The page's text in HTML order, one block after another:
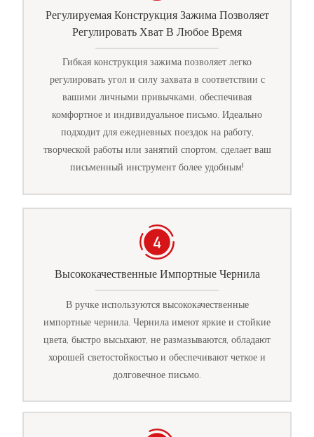
Регулируемая Конструкция Зажима Позволяет
Регулировать Хват В Любое Время
Гибкая конструкция зажима позволяет легко
регулировать угол и силу захвата в соответствии с
вашими личными привычками, обеспечивая
комфортное и индивидуальное письмо. Идеально
подходит для ежедневных поездок на работу,
творческой работы или занятий спортом, сделает ваш
письменный инструмент более удобным!
Высококачественные Импортные Чернила
В ручке используются высококачественные
импортные чернила. Чернила имеют яркие и стойкие
цвета, быстро высыхают, не размазываются, обладают
хорошей светостойкостью и обеспечивают четкое и
долговечное письмо.